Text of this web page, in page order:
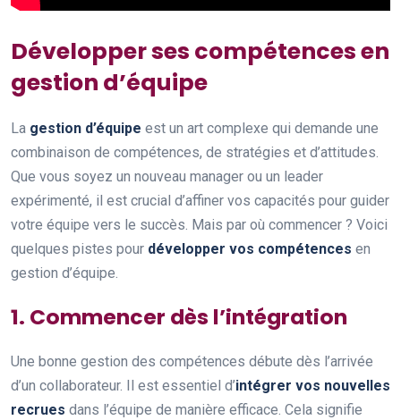
Développer ses compétences en
gestion d’équipe
La gestion d’équipe est un art complexe qui demande une
combinaison de compétences, de stratégies et d’attitudes.
Que vous soyez un nouveau manager ou un leader
expérimenté, il est crucial d’affiner vos capacités pour guider
votre équipe vers le succès. Mais par où commencer ? Voici
quelques pistes pour développer vos compétences en
gestion d’équipe.
1. Commencer dès l’intégration
Une bonne gestion des compétences débute dès l’arrivée
d’un collaborateur. Il est essentiel d’intégrer vos nouvelles
recrues dans l’équipe de manière efficace. Cela signifie